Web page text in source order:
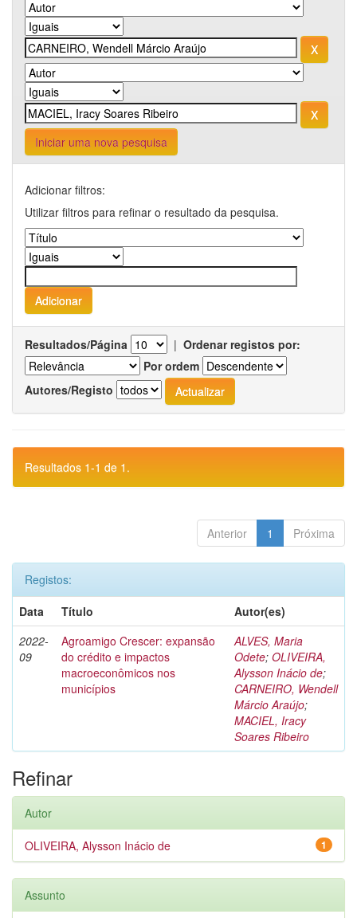
Iniciar uma nova pesquisa
Adicionar filtros:
Utilizar filtros para refinar o resultado da pesquisa.
Resultados/Página | Ordenar registos por:
Por ordem
Autores/Registo
Resultados 1-1 de 1.
Anterior 1 Próxima
Registos:
Data
Título
Autor(es)
2022-
09
Agroamigo Crescer: expansão
do crédito e impactos
macroeconômicos nos
municípios
ALVES, Maria
Odete; OLIVEIRA,
Alysson Inácio de;
CARNEIRO, Wendell
Márcio Araújo;
MACIEL, Iracy
Soares Ribeiro
Refinar
Autor
1
OLIVEIRA, Alysson Inácio de
Assunto